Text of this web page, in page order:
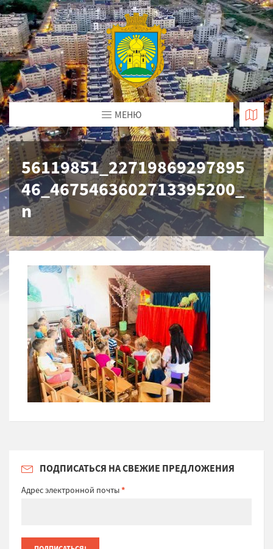
МЕНЮ
56119851_22719869297895
46_4675463602713395200_
n
ПОДПИСАТЬСЯ НА СВЕЖИЕ ПРЕДЛОЖЕНИЯ
Адрес электронной почты*